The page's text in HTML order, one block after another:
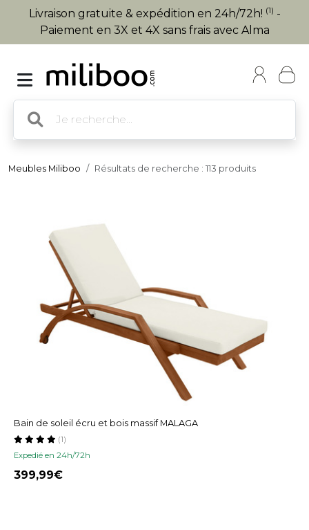
Livraison gratuite & expédition en 24h/72h! (1) -
Paiement en 3X et 4X sans frais avec Alma
Meubles Miliboo Résultats de recherche : 113 produits
Bain de soleil écru et bois massif MALAGA
Expedié en 24h/72h
(1)
399,99